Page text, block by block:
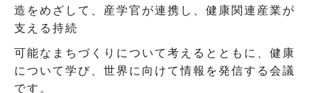
造をめざして、産学官が連携し、健康関連産業が
支える持続
可能なまちづくりについて考えるとともに、健康
について学び、世界に向けて情報を発信する会議
です。